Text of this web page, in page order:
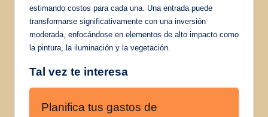
estimando costos para cada una. Una entrada puede
transformarse significativamente con una inversión
moderada, enfocándose en elementos de alto impacto como
la pintura, la iluminación y la vegetación.
Tal vez te interesa
Planifica tus gastos de